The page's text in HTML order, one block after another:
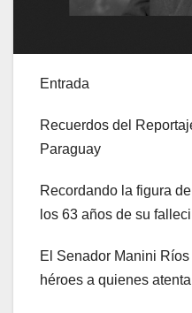
Entrada
Recuerdos del
Paraguay
Recordando la figura
los 63 años de su
El Senador Manini
héroes a quienes